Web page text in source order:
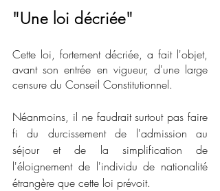
"Une loi décriée"
Cette loi, fortement décriée, a fait l'objet,
avant son entrée en vigueur, d'une large
censure du Conseil Constitutionnel.
Néanmoins, il ne faudrait surtout pas faire
fi du durcissement de l'admission au
séjour et de la simplification de
l'éloignement de l'individu de nationalité
étrangère que cette loi prévoit.